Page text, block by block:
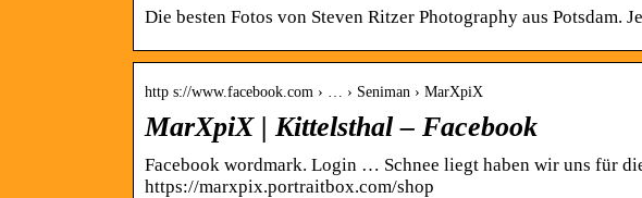
Die besten Fotos von Steven Ritzer Photography aus Potsdam.
http s://www.facebook.com › … › Seniman › MarXpiX
MarXpiX | Kittelsthal – Facebook
Facebook wordmark. Login … Schnee liegt haben wir uns für
https://marxpix.portraitbox.com/shop